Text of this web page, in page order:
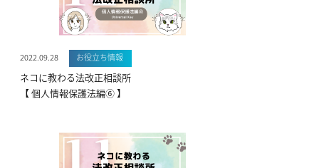
2022.09.28 お役立ち情報
ネコに教わる法改正相談所
【 個人情報保護法編⑥ 】